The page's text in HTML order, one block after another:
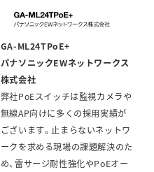
GA-ML24TPoE+
パナソニックEWネットワークス
株式会社
弊社PoEスイッチは監視カメラや
無線AP向けに多くの採用実績が
ございます。止まらないネットワ
ークを求める現場の課題解決のた
め、雷サージ耐性強化やPoEオー